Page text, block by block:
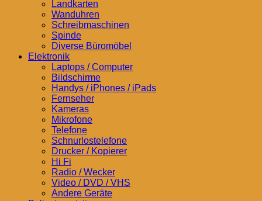
Landkarten
Wanduhren
Schreibmaschinen
Spinde
Diverse Büromöbel
Elektronik
Laptops / Computer
Bildschirme
Handys / iPhones / iPads
Fernseher
Kameras
Mikrofone
Telefone
Schnurlostelefone
Drucker / Kopierer
Hi Fi
Radio / Wecker
Video / DVD / VHS
Andere Geräte